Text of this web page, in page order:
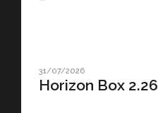
31/07/2026
Horizon Box 2.26